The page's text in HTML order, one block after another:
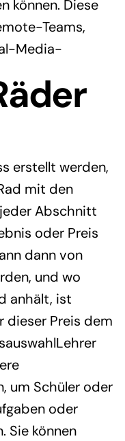
können. Diese
Teams,
Media-
erstellt werden,
mit den
Abschnitt
oder Preis
dann von
und wo
anhält, ist
dieser Preis dem
um Schüler oder
oder
Sie können